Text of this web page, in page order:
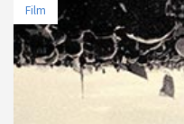
Film
TARİH